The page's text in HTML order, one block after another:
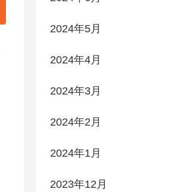
2024年5月
2024年4月
2024年3月
2024年2月
2024年1月
2023年12月